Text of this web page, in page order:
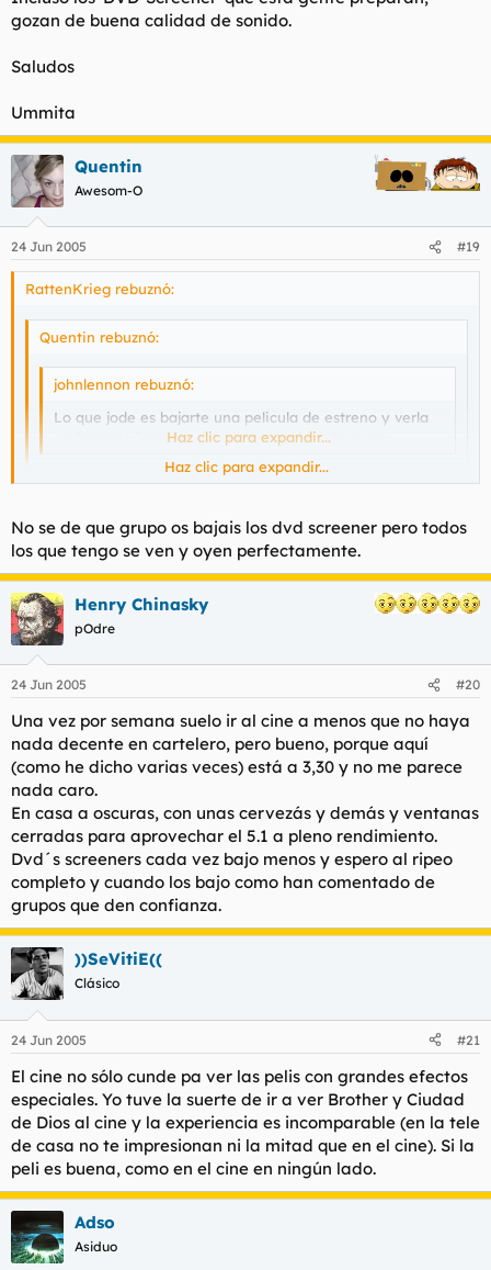
gozan de buena calidad de sonido.
Saludos
Ummita
Quentin
Awesom-O
24 Jun 2005 #19
RattenKrieg rebuznó:
Quentin rebuznó:
johnlennon rebuznó:
Lo que jode es bajarte una pelicula de estreno y verla
en formato "screener" que se oye de puta pena...
Haz clic para expandir...
puede poner lo que quiera y oirse como una mierda
Haz clic para expandir...
No se de que grupo os bajais los dvd screener pero todos
los que tengo se ven y oyen perfectamente.
Henry Chinasky
pOdre
24 Jun 2005 #20
Una vez por semana suelo ir al cine a menos que no haya
nada decente en cartelero, pero bueno, porque aquí
(como he dicho varias veces) está a 3,30 y no me parece
nada caro.
En casa a oscuras, con unas cervezás y demás y ventanas
cerradas para aprovechar el 5.1 a pleno rendimiento.
Dvd´s screeners cada vez bajo menos y espero al ripeo
completo y cuando los bajo como han comentado de
grupos que den confianza.
))SeVitiE((
Clásico
24 Jun 2005 #21
El cine no sólo cunde pa ver las pelis con grandes efectos
especiales. Yo tuve la suerte de ir a ver Brother y Ciudad
de Dios al cine y la experiencia es incomparable (en la tele
de casa no te impresionan ni la mitad que en el cine). Si la
peli es buena, como en el cine en ningún lado.
Adso
Asiduo